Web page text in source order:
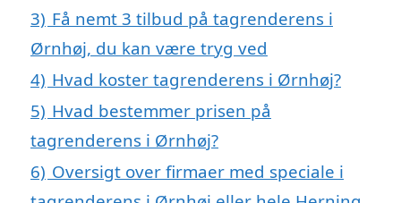
3) Få nemt 3 tilbud på tagrenderens i
Ørnhøj, du kan være tryg ved
4) Hvad koster tagrenderens i Ørnhøj?
5) Hvad bestemmer prisen på
tagrenderens i Ørnhøj?
6) Oversigt over firmaer med speciale i